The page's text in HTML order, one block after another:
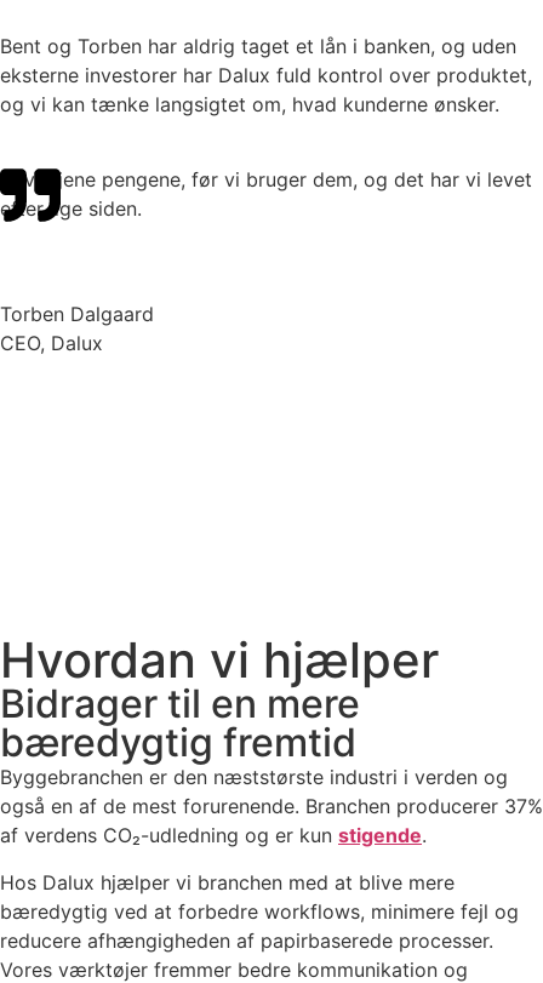
Bent og Torben har aldrig taget et lån i banken, og uden
eksterne investorer har Dalux fuld kontrol over produktet,
og vi kan tænke langsigtet om, hvad kunderne ønsker.
Vi vil tjene pengene, før vi bruger dem, og det har vi levet
efter lige siden.
Torben Dalgaard
CEO, Dalux
Hvordan vi hjælper
Bidrager til en mere
bæredygtig fremtid
Byggebranchen er den næststørste industri i verden og
også en af de mest forurenende. Branchen producerer 37%
af verdens CO₂-udledning og er kun stigende.
Hos Dalux hjælper vi branchen med at blive mere
bæredygtig ved at forbedre workflows, minimere fejl og
reducere afhængigheden af papirbaserede processer.
Vores værktøjer fremmer bedre kommunikation og